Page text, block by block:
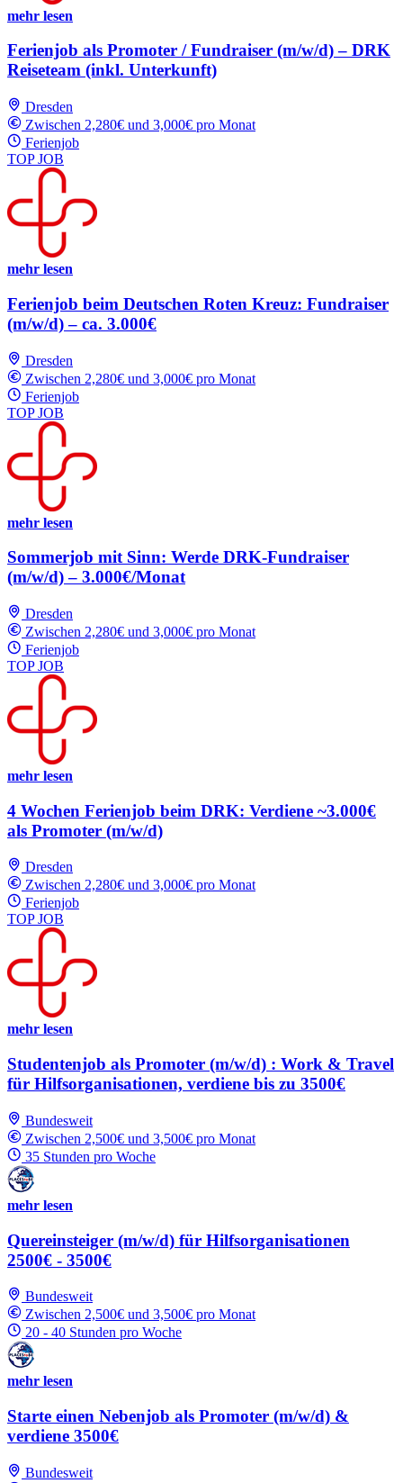
mehr lesen
Ferienjob als Promoter / Fundraiser (m/w/d) – DRK
Reiseteam (inkl. Unterkunft)
Dresden
Zwischen 2,280€ und 3,000€ pro Monat
Ferienjob
TOP JOB
mehr lesen
Ferienjob beim Deutschen Roten Kreuz: Fundraiser
(m/w/d) – ca. 3.000€
Dresden
Zwischen 2,280€ und 3,000€ pro Monat
Ferienjob
TOP JOB
mehr lesen
Sommerjob mit Sinn: Werde DRK-Fundraiser
(m/w/d) – 3.000€/Monat
Dresden
Zwischen 2,280€ und 3,000€ pro Monat
Ferienjob
TOP JOB
mehr lesen
4 Wochen Ferienjob beim DRK: Verdiene ~3.000€
als Promoter (m/w/d)
Dresden
Zwischen 2,280€ und 3,000€ pro Monat
Ferienjob
TOP JOB
mehr lesen
Studentenjob als Promoter (m/w/d) : Work & Travel
für Hilfsorganisationen, verdiene bis zu 3500€
Bundesweit
Zwischen 2,500€ und 3,500€ pro Monat
35 Stunden pro Woche
mehr lesen
Quereinsteiger (m/w/d) für Hilfsorganisationen
2500€ - 3500€
Bundesweit
Zwischen 2,500€ und 3,500€ pro Monat
20 - 40 Stunden pro Woche
mehr lesen
Starte einen Nebenjob als Promoter (m/w/d) &
verdiene 3500€
Bundesweit